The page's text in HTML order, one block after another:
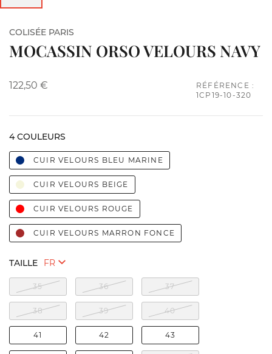
COLISÉE PARIS
MOCASSIN ORSO VELOURS NAVY
122,50 €
RÉFÉRENCE :
1CP19-10-320
4 COULEURS
CUIR VELOURS BLEU MARINE
CUIR VELOURS BEIGE
CUIR VELOURS ROUGE
CUIR VELOURS MARRON FONCE
TAILLE
35 36 37
38 39 40
41 42 43